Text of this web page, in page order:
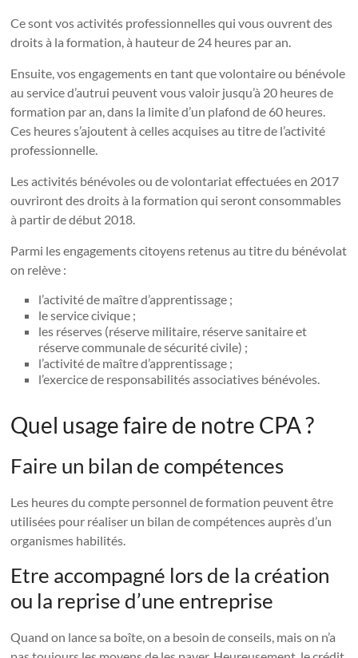
Ce sont vos activités professionnelles qui vous ouvrent des
droits à la formation, à hauteur de 24 heures par an.
Ensuite, vos engagements en tant que volontaire ou bénévole
au service d’autrui peuvent vous valoir jusqu’à 20 heures de
formation par an, dans la limite d’un plafond de 60 heures.
Ces heures s’ajoutent à celles acquises au titre de l’activité
professionnelle.
Les activités bénévoles ou de volontariat effectuées en 2017
ouvriront des droits à la formation qui seront consommables
à partir de début 2018.
Parmi les engagements citoyens retenus au titre du bénévolat
on relève :
l’activité de maître d’apprentissage ;
le service civique ;
les réserves (réserve militaire, réserve sanitaire et
réserve communale de sécurité civile) ;
l’activité de maître d’apprentissage ;
l’exercice de responsabilités associatives bénévoles.
Quel usage faire de notre CPA ?
Faire un bilan de compétences
Les heures du compte personnel de formation peuvent être
utilisées pour réaliser un bilan de compétences auprès d’un
organismes habilités.
Etre accompagné lors de la création
ou la reprise d’une entreprise
Quand on lance sa boîte, on a besoin de conseils, mais on n’a